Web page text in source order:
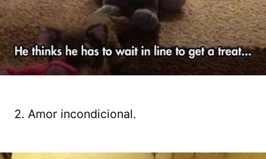
2. Amor incondicional.